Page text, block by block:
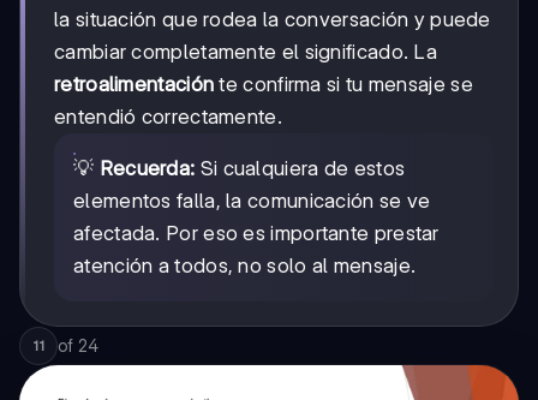
la situación que rodea la conversación y puede
cambiar completamente el significado. La
retroalimentación te confirma si tu mensaje se
entendió correctamente.
💡 Recuerda: Si cualquiera de estos
elementos falla, la comunicación se ve
afectada. Por eso es importante prestar
atención a todos, no solo al mensaje.
11 of 24